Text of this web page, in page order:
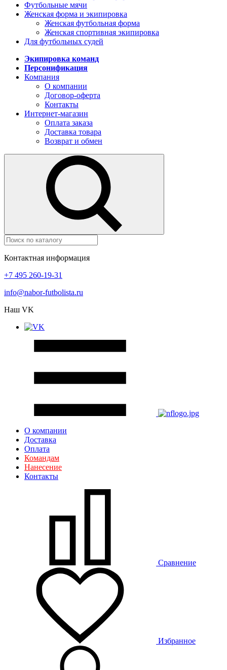
Футбольные мячи
Женская форма и экипировка
Женская футбольная форма
Женская спортивная экипировка
Для футбольных судей
Экипировка команд
Персонификация
Компания
О компании
Договор-оферта
Контакты
Интернет-магазин
Оплата заказа
Доставка товара
Возврат и обмен
Контактная информация
+7 495 260-19-31
info@nabor-futbolista.ru
Наш VK
О компании
Доставка
Оплата
Командам
Нанесение
Контакты
Сравнение
Избранное